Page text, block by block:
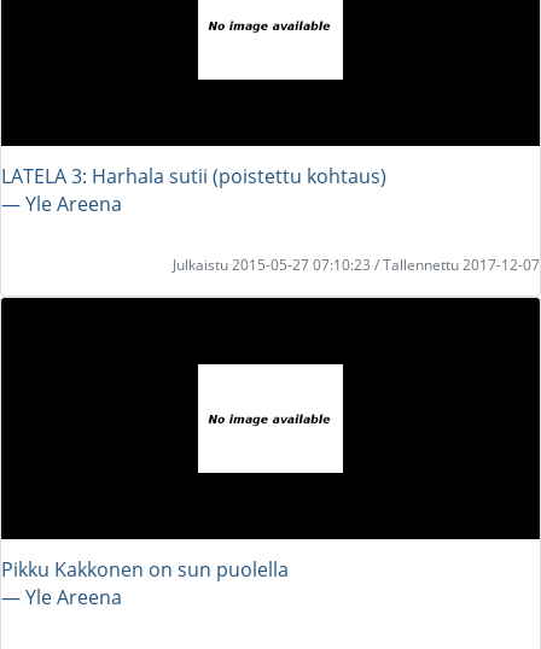
LATELA 3: Harhala sutii (poistettu kohtaus)
― Yle Areena
Julkaistu 2015-05-27 07:10:23 / Tallennettu 2017-12-07
Pikku Kakkonen on sun puolella
― Yle Areena